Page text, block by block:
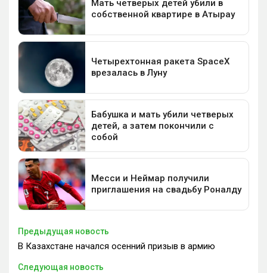
Предыдущая новость
В Казахстане начался осенний призыв в армию
Следующая новость